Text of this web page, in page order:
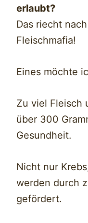
erlaubt?
Das riecht
Fleischmafia!
Eines möchte
Zu viel Fleisch
über 300
Gesundheit.
Nicht nur
werden durch
gefördert.